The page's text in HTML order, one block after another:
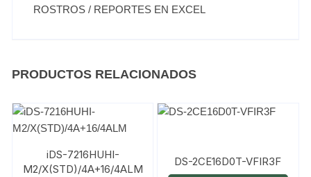
ROSTROS / REPORTES EN EXCEL
PRODUCTOS RELACIONADOS
iDS-7216HUHI-
M2/X(STD)/4A+16/4ALM
DS-2CE16D0T-VFIR3F